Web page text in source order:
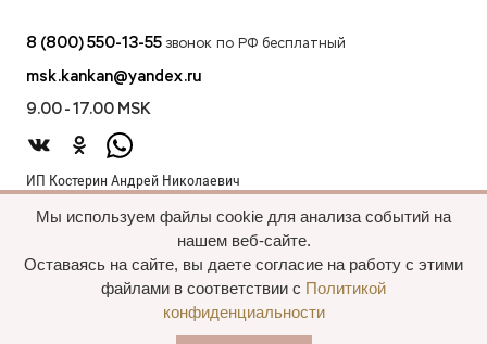
8 (800) 550-13-55 звонок по РФ бесплатный
msk.kankan@yandex.ru
9.00 - 17.00 MSK
ИП Костерин Андрей Николаевич
440012, проезд 2-й Лиственный д.20 г. Пенза Пензенская обл.,
Мы используем файлы cookie для анализа событий на
нашем веб-сайте.
Оставаясь на сайте, вы даете согласие на работу с этими
файлами в соответствии с Политикой
конфиденциальности
Все права сохранены, 2015—2025 Пальто